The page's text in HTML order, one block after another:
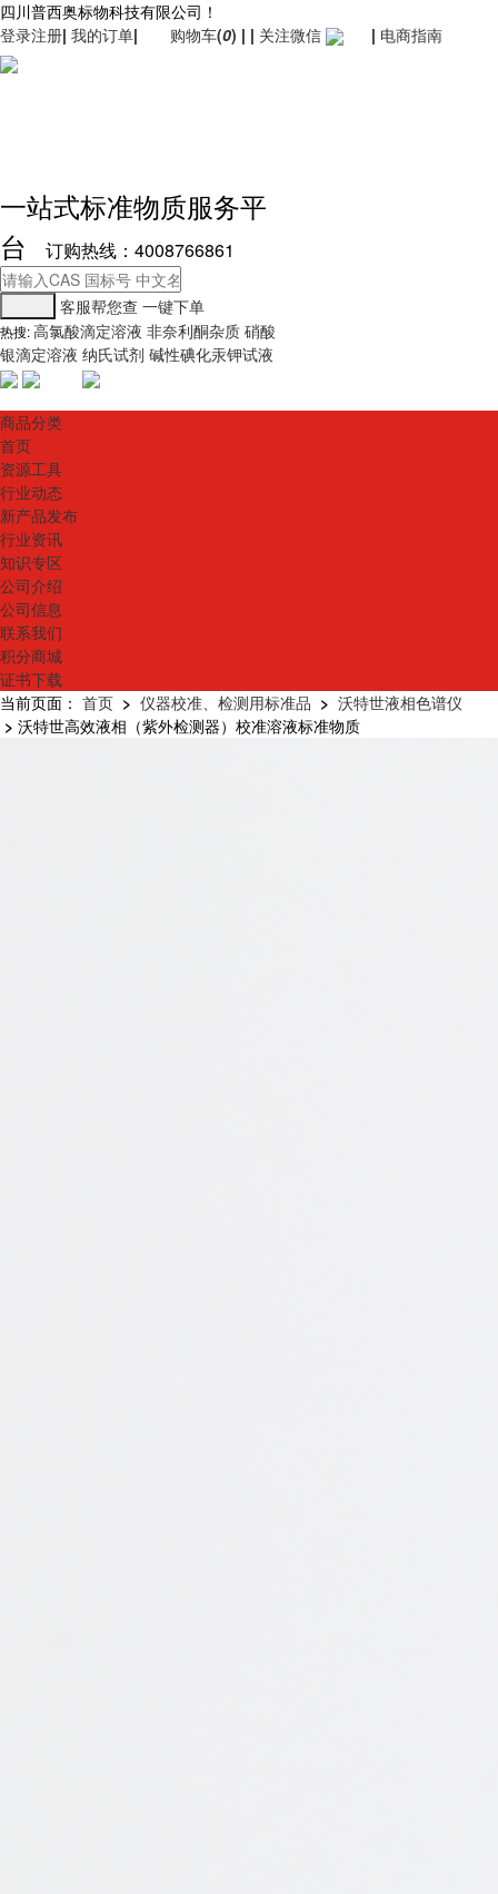
四川普西奥标物科技有限公司！
登录注册| 我的订单| 购物车(0) | | 关注微信 | 电商指南
一站式标准物质服务平
台
订购热线：4008766861
客服帮您查 一键下单
热搜:高氯酸滴定溶液 非奈利酮杂质 硝酸
银滴定溶液 纳氏试剂 碱性碘化汞钾试液
商品分类
首页
资源工具
行业动态
新产品发布
行业资讯
知识专区
公司介绍
公司信息
联系我们
积分商城
证书下载
当前页面： 首页 > 仪器校准、检测用标准品 > 沃特世液相色谱仪
> 沃特世高效液相（紫外检测器）校准溶液标准物质